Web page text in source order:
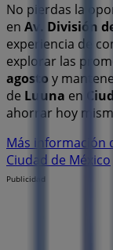
No pierdas la
en Av. División
experiencia de
explorar las
agosto y
de Luuna en
ahorrar hoy
Más información
Ciudad de México
Publicidad